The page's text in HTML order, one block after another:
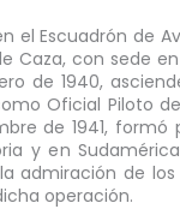
el Escuadrón de
Caza, con sede
de 1940,
Oficial Piloto
de 1941,
y en
admiración de
operación.